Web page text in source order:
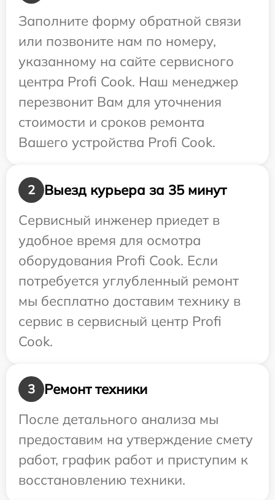
Заполните форму обратной связи
или позвоните нам по номеру,
указанному на сайте сервисного
центра Profi Cook. Наш менеджер
перезвонит Вам для уточнения
стоимости и сроков ремонта
Вашего устройства Profi Cook.
2
Выезд курьера за 35 минут
Сервисный инженер приедет в
удобное время для осмотра
оборудования Profi Cook. Если
потребуется углубленный ремонт
мы бесплатно доставим технику в
сервис в сервисный центр Profi
Cook.
3
Ремонт техники
После детального анализа мы
предоставим на утверждение смету
работ, график работ и приступим к
восстановлению техники.